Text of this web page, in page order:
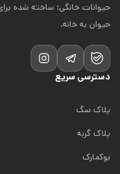
حیوانات خانگی؛ ساخته شده
حیوان به خانه.
دسترسی سریع
پلاک سگ
پلاک گربه
بوکمارک